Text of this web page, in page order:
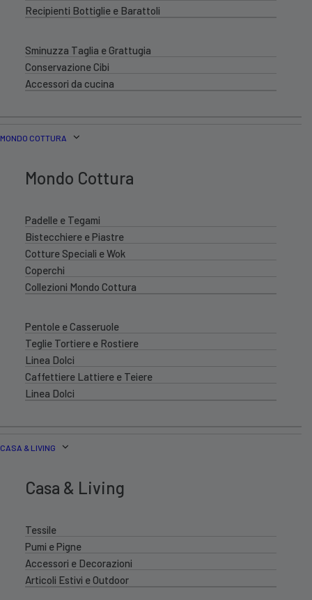
Recipienti Bottiglie e Barattoli
Sminuzza Taglia e Grattugia
Conservazione Cibi
Accessori da cucina
MONDO COTTURA
Mondo Cottura
Padelle e Tegami
Bistecchiere e Piastre
Cotture Speciali e Wok
Coperchi
Collezioni Mondo Cottura
Pentole e Casseruole
Teglie Tortiere e Rostiere
Linea Dolci
Caffettiere Lattiere e Teiere
Linea Dolci
CASA & LIVING
Casa & Living
Tessile
Pumi e Pigne
Accessori e Decorazioni
Articoli Estivi e Outdoor